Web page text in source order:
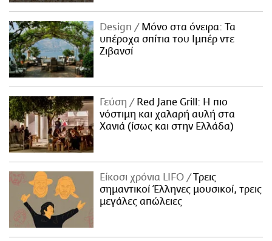
Design
Μόνο στα όνειρα: Τα
υπέροχα σπίτια του Ιμπέρ ντε
Ζιβανσί
Γεύση
Red Jane Grill: Η πιο
νόστιμη και χαλαρή αυλή στα
Χανιά (ίσως και στην Ελλάδα)
Είκοσι χρόνια LIFO
Tρεις
σημαντικοί Έλληνες μουσικοί, τρεις
μεγάλες απώλειες